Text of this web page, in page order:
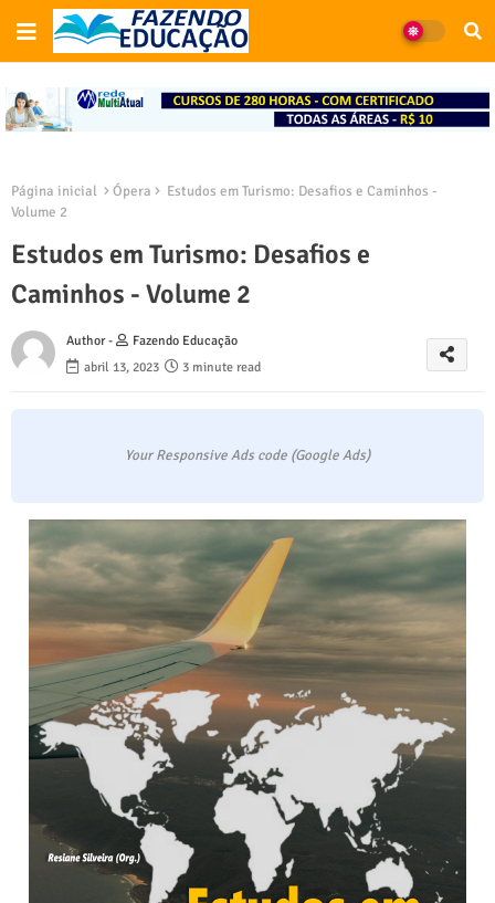
Página inicial Ópera
Estudos em Turismo: Desafios e Caminhos -
Volume 2
Estudos em Turismo: Desafios e
Caminhos - Volume 2
Author -
Fazendo Educação
abril 13, 2023
3 minute read
Your Responsive Ads code (Google Ads)